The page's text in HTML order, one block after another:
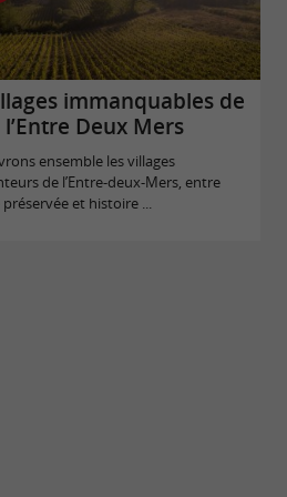
immanquables de
l’Entre Deux Mers
ensemble les villages
de l’Entre-deux-Mers, entre
et histoire ...